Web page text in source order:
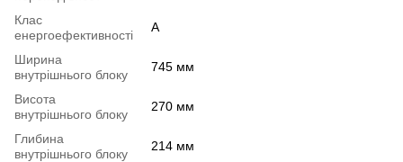
Клас
енергоефективності
A
Ширина
внутрішнього блоку
745 мм
Висота
внутрішнього блоку
270 мм
Глибина
внутрішнього блоку
214 мм